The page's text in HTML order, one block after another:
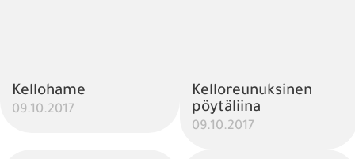
Kellohame
09.10.2017
Kelloreunuksinen
pöytäliina
09.10.2017